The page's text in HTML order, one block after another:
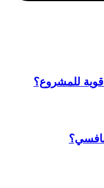
للمشروع؟